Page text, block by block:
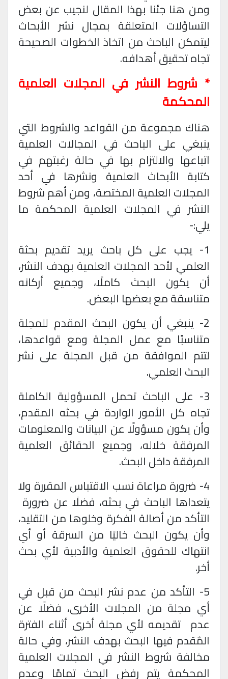
ومن هنا جئنا بهذا المقال لنجيب عن بعض
التساؤلات المتعلقة بمجال نشر الأبحاث
ليتمكن الباحث من اتخاذ الخطوات الصحيحة
تجاه تحقيق أهدافه.
* شروط النشر في المجلات العلمية
المحكمة
هناك مجموعة من القواعد والشروط التي
ينبغي على الباحث في المجالات العلمية
اتباعها والالتزام بها في حالة رغبتهم في
كتابة الأبحاث العلمية ونشرها في أحد
المجلات العلمية المختصة، ومن أهم شروط
النشر في المجلات العلمية المحكمة ما
يلي:
-
1- يجب على كل باحث يريد تقديم بحثة
العلمي لأحد المجلات العلمية بهدف النشر،
أن يكون البحث كاملًا، وجميع أركانه
متناسقة مع بعضها البعض.
2- ينبغي أن يكون البحث المقدم للمجلة
متناسبًَا مع عمل المجلة ومع قواعدها،
لتتم الموافقة من قبل المجلة على نشر
البحث العلمي.
3- على الباحث تحمل المسؤولية الكاملة
تجاه كل الأمور الواردة في بحثه المقدم،
وأن يكون مسؤولًا عن البيانات والمعلومات
المرفقة خلاله، وجميع الحقائق العلمية
المرفقة داخل البحث.
4- ضرورة مراعاة نسب الاقتباس المقررة ولا
يتعداها الباحث في بحثه، فضلًا عن ضرورة
التأكد من أصالة الفكرة وخلوها من التقليد،
وأن يكون البحث خاليًا من السرقة أو أي
انتهاك للحقوق العلمية والأدبية لأي بحث
أخر.
5- التأكد من عدم نشر البحث من قبل في
أي مجلة من المجلات الأخرى، فضلًا عن
عدم تقديمه لأي مجلة أخرى أثناء الفترة
المٌقدم فيها البحث بهدف النشر، وفي حالة
مخالفة شروط النشر في المجلات العلمية
المحكمة يتم رفض البحث تمامًا وعدم